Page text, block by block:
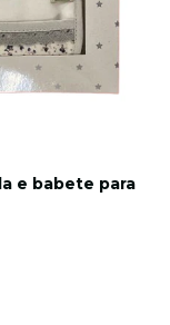
e babete para